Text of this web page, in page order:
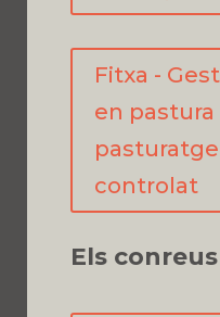
Fitxa -
en
controlat
Els conreus